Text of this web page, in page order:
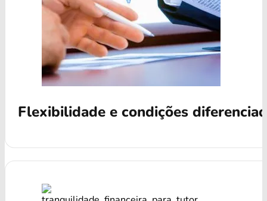
Flexibilidade e condições